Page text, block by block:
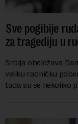
Sve pogibije
za tragediju u
Srbija obeležava
veliku radničku
tada su se nekoliko